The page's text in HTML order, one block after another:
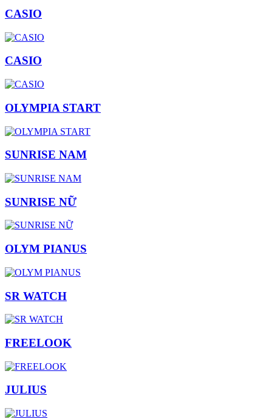
CASIO
CASIO
OLYMPIA START
SUNRISE NAM
SUNRISE NỮ
OLYM PIANUS
SR WATCH
FREELOOK
JULIUS